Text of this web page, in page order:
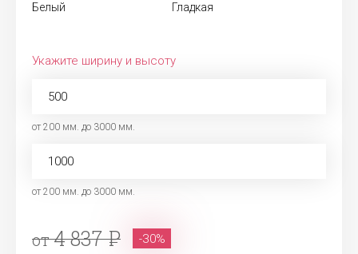
Белый
Гладкая
Укажите ширину и высоту
от 200 мм. до 3000 мм.
от 200 мм. до 3000 мм.
от4 837 -30%